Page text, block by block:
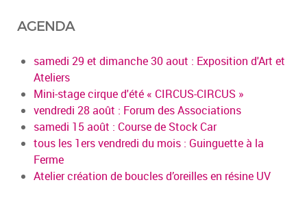
AGENDA
samedi 29 et dimanche 30 aout : Exposition d'Art et
Ateliers
Mini-stage cirque d'été « CIRCUS-CIRCUS »
vendredi 28 août : Forum des Associations
samedi 15 août : Course de Stock Car
tous les 1ers vendredi du mois : Guinguette à la
Ferme
Atelier création de boucles d’oreilles en résine UV